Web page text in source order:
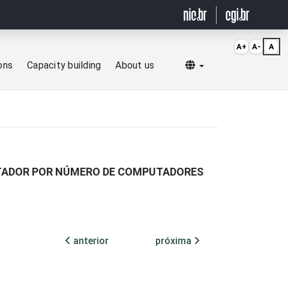
Capacity building About us Selecionar idioma
POR NÚMERO DE COMPUTADORES
anterior
próxima
A+ A- A